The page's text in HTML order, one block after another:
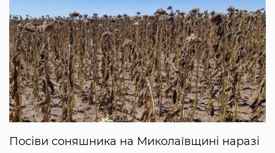
Посіви соняшника на Миколаївщині наразі